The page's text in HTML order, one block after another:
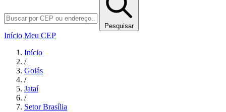
Pesquisar
Início Meu CEP
Início
/
Goiás
/
Jataí
/
Setor Brasília